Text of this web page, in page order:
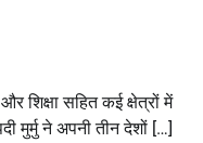
शिक्षा सहित कई क्षेत्रों में
मुर्मु ने अपनी तीन देशों […]